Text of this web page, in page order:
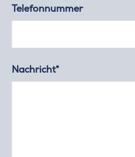
Telefonnummer
Nachricht*